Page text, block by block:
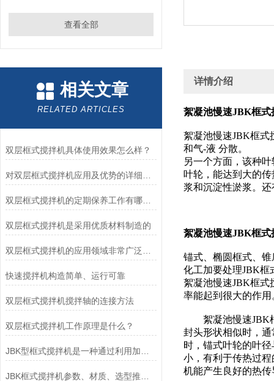
查看全部
相关文章
RELATED ARTICLES
双层框式搅拌机具体使用效果怎么样？
双层框式搅拌机的定期保养工作有哪些？
双层框式搅拌机是采用优质材料制造的
快速搅拌机构造简单、运行可靠
双层框式搅拌机搅拌轴的连接方法
双层框式搅拌机工作原理是什么？
详情介绍
絮凝池慢速JBK框式
絮凝池慢速JBK框式
和气-液 分散。
另一个方面，该种
叶轮，能达到大的
浆和沉淀性淤浆。
絮凝池慢速JBK框式
锚式、椭圆框式、
化工加要处理JBK框
絮凝池慢速JBK框式
率能起到很大的作
絮凝池慢速JBK框
封头形状相似时，通
时，锚式叶轮的叶
小，有利于传热过
机能产生良好的热